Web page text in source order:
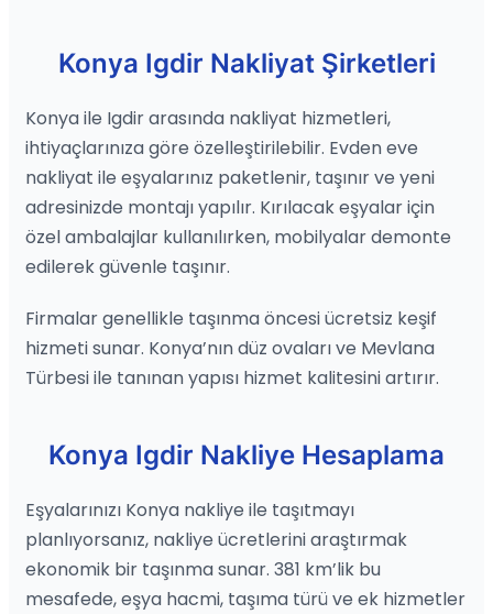
Konya Igdir Nakliyat Şirketleri
Konya ile Igdir arasında nakliyat hizmetleri,
ihtiyaçlarınıza göre özelleştirilebilir. Evden eve
nakliyat ile eşyalarınız paketlenir, taşınır ve yeni
adresinizde montajı yapılır. Kırılacak eşyalar için
özel ambalajlar kullanılırken, mobilyalar demonte
edilerek güvenle taşınır.
Firmalar genellikle taşınma öncesi ücretsiz keşif
hizmeti sunar. Konya’nın düz ovaları ve Mevlana
Türbesi ile tanınan yapısı hizmet kalitesini artırır.
Konya Igdir Nakliye Hesaplama
Eşyalarınızı Konya nakliye ile taşıtmayı
planlıyorsanız, nakliye ücretlerini araştırmak
ekonomik bir taşınma sunar. 381 km’lik bu
mesafede, eşya hacmi, taşıma türü ve ek hizmetler